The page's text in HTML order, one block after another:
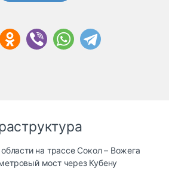
на трассе Сокол – Вожега
мост через Кубену